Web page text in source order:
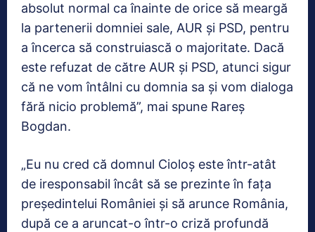
absolut normal ca înainte de orice să meargă
la partenerii domniei sale, AUR şi PSD, pentru
a încerca să construiască o majoritate. Dacă
este refuzat de către AUR şi PSD, atunci sigur
că ne vom întâlni cu domnia sa şi vom dialoga
fără nicio problemă”, mai spune Rareș
Bogdan.
„Eu nu cred că domnul Cioloş este într-atât
de iresponsabil încât să se prezinte în faţa
preşedintelui României şi să arunce România,
după ce a aruncat-o într-o criză profundă